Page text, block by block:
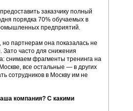
заказчику полный
порядка 70% обучаемых в
предприятий.
партнерам она показалась не
Зато часто для снижения
снимаем фрагменты тренинга на
все остальные — в других
сотрудников в Москву им не
компания? С какими